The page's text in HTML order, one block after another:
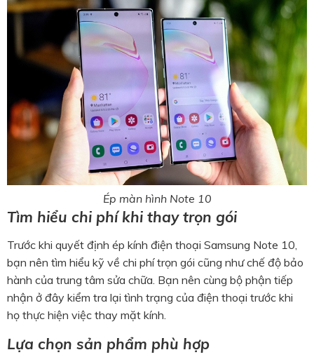
Ép màn hình Note 10
Tìm hiểu chi phí khi thay trọn gói
Trước khi quyết định ép kính điện thoại Samsung Note 10,
bạn nên tìm hiểu kỹ về chi phí trọn gói cũng như chế độ bảo
hành của trung tâm sửa chữa. Bạn nên cùng bộ phận tiếp
nhận ở đây kiểm tra lại tình trạng của điện thoại trước khi
họ thực hiện việc thay mặt kính.
Lựa chọn sản phẩm phù hợp